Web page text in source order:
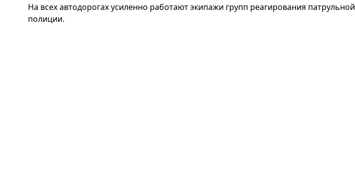
На всех автодорогах усиленно работают экипажи групп реагирования патрульной
полиции.